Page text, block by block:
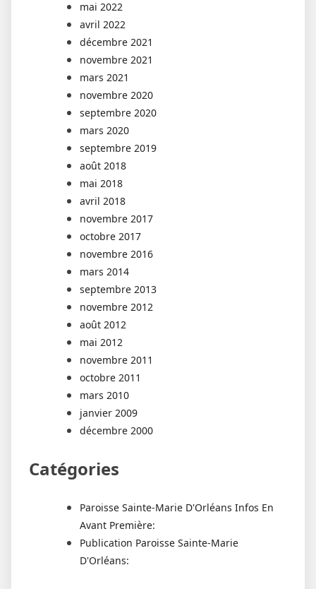
mai 2022
avril 2022
décembre 2021
novembre 2021
mars 2021
novembre 2020
septembre 2020
mars 2020
septembre 2019
août 2018
mai 2018
avril 2018
novembre 2017
octobre 2017
novembre 2016
mars 2014
septembre 2013
novembre 2012
août 2012
mai 2012
novembre 2011
octobre 2011
mars 2010
janvier 2009
décembre 2000
Catégories
Paroisse Sainte-Marie D'Orléans Infos En
Avant Première:
Publication Paroisse Sainte-Marie
D'Orléans: